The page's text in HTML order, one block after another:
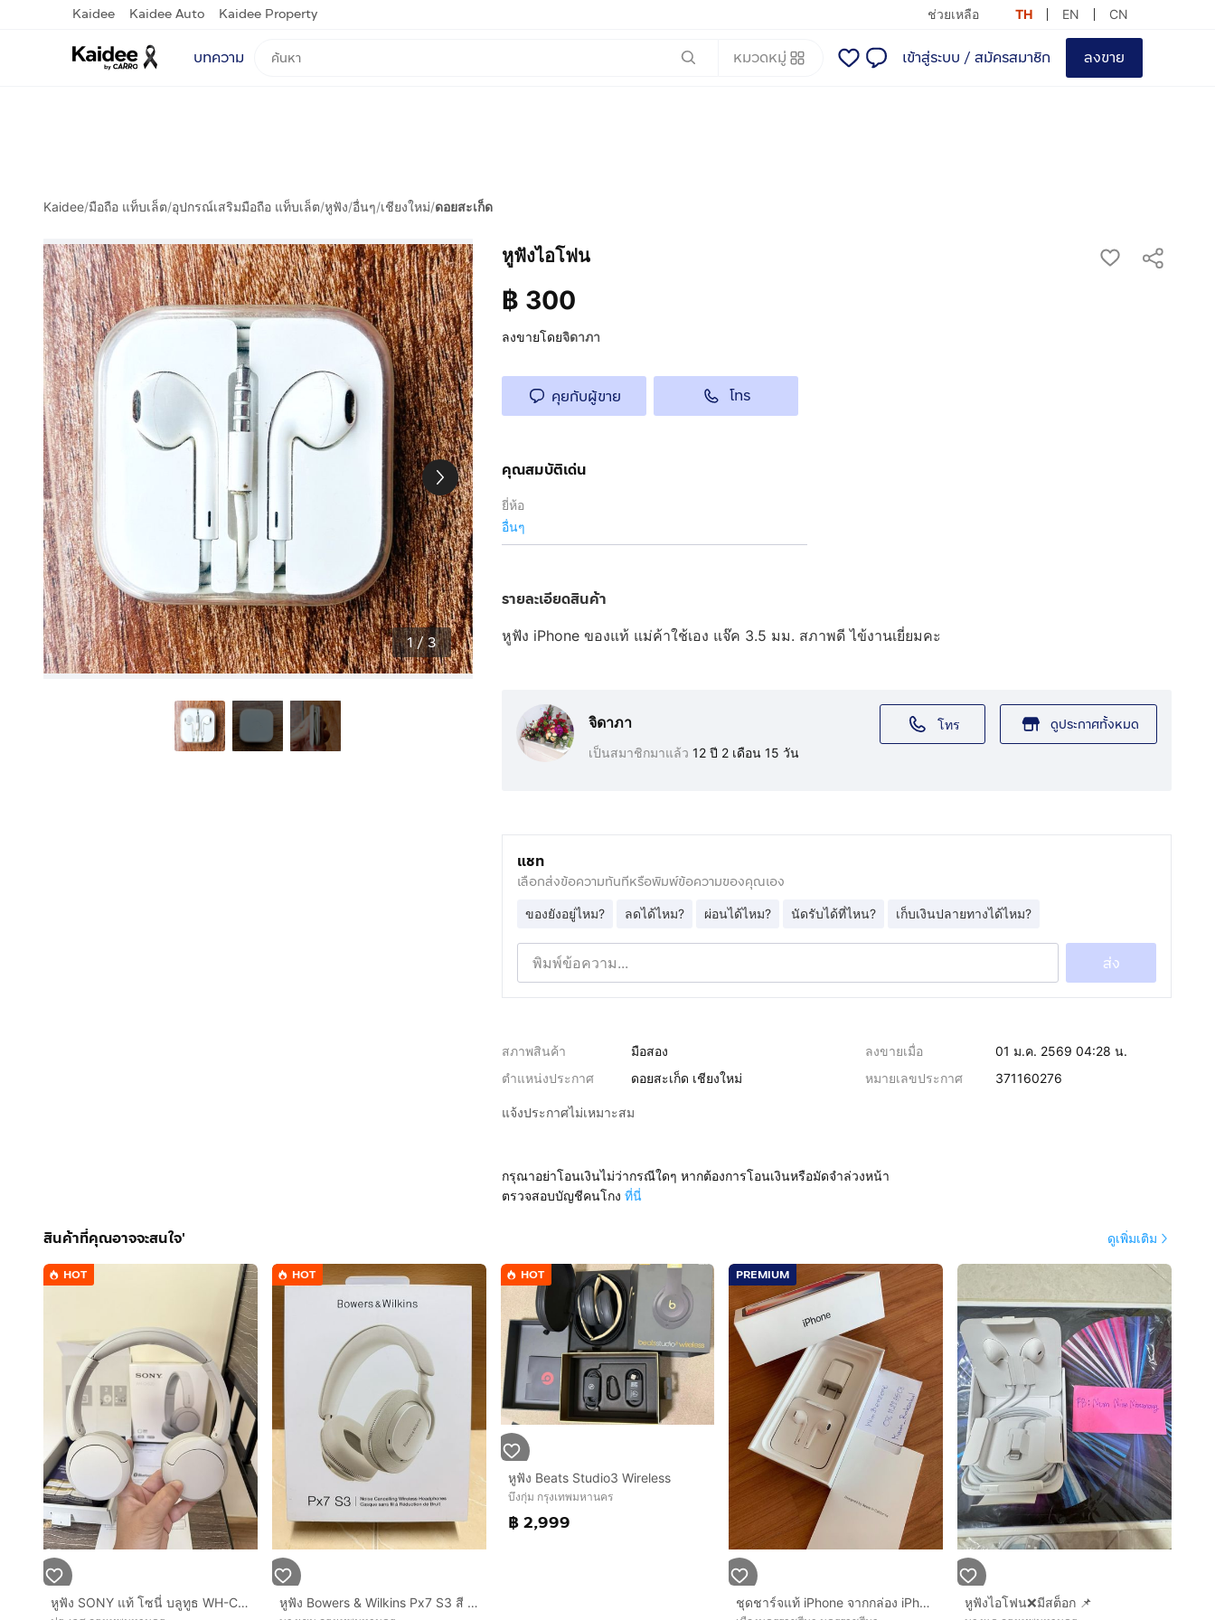
Kaidee Kaidee Auto Kaidee Property ช่วยเหลือ TH EN CN
บทความ หมวดหมู่ เข้าสู่ระบบ / สมัครสมาชิก ลงขาย
Kaidee/มือถือ แท็บเล็ต/อุปกรณ์เสริมมือถือ แท็บเล็ต/หูฟัง/อื่นๆ/เชียงใหม่/ดอยสะเก็ด
1/3
หูฟังไอโฟน
฿ 300
ลงขายโดยจิดาภา
คุยกับผู้ขาย โทร
คุณสมบัติเด่น
ยี่ห้อ
อื่นๆ
รายละเอียดสินค้า
หูฟัง iPhone ของแท้ แม่ค้าใช้เอง แจ๊ค 3.5 มม. สภาพดี ไข้งานเยี่ยมคะ
จิดาภา
เป็นสมาชิกมาแล้ว 12 ปี 2 เดือน 15 วัน
โทร ดูประกาศทั้งหมด
แชท
เลือกส่งข้อความทันทีหรือพิมพ์ข้อความของคุณเอง
ของยังอยู่ไหม? ลดได้ไหม? ผ่อนได้ไหม? นัดรับได้ที่ไหน? เก็บเงินปลายทางได้ไหม?
ส่ง
สภาพสินค้า มือสอง ลงขายเมื่อ
01 ม.ค. 2569 04:28 น.
ตำแหน่งประกาศ
ดอยสะเก็ด เชียงใหม่ หมายเลขประกาศ 371160276
แจ้งประกาศไม่เหมาะสม
กรุณาอย่าโอนเงินไม่ว่ากรณีใดๆ หากต้องการโอนเงินหรือมัดจำล่วงหน้า
ตรวจสอบบัญชีคนโกง ที่นี่
สินค้าที่คุณอาจจะสนใจ' ดูเพิ่มเติม
HOT
หูฟัง SONY แท้ โซนี่ บลูทูธ WH-CH520 headphone มือ 2 สภาพ 80%
HOT
หูฟัง Bowers & Wilkins Px7 S3 สี Canvas White สภาพสวย 99% ไร้ริ้วรอย
HOT
หูฟัง Beats Studio3 Wireless
บึงกุ่ม กรุงเทพมหานคร
฿ 2,999
PREMIUM
ชุดชาร์จแท้ iPhone จากกล่อง iPhone iPad หูฟัง Samsung Oppo LG สภาพใหม่ๆ หูฟังไอโฟน❌มีสต็อก 📌